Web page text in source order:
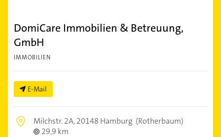
DomiCare Immobilien & Betreuung,
GmbH
IMMOBILIEN
E-Mail
Milchstr. 2A,20148 Hamburg (Rotherbaum)
29,9 km